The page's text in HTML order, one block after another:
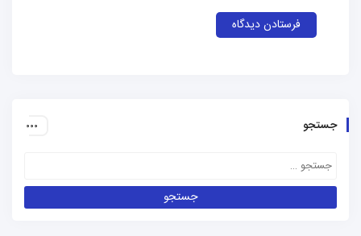
جستجو